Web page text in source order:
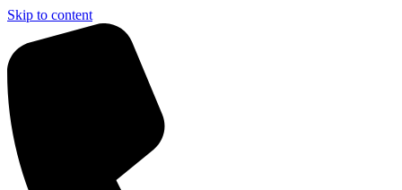
Skip to content